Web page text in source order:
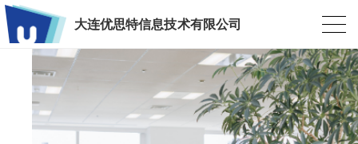
大连优思特信息技术有限公司